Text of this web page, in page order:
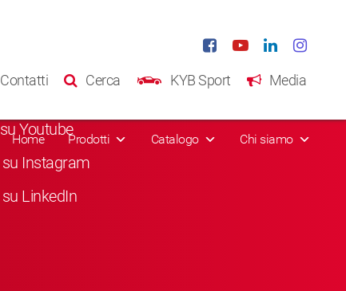
Contatti Cerca KYB Sport Media
Home Prodotti Catalogo Chi siamo
Youtube
su Instagram
LinkedIn